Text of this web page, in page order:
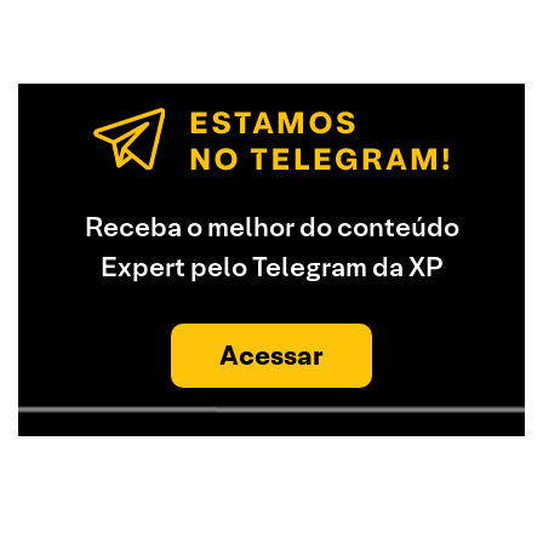
Receba o melhor do conteúdo
Expert pelo Telegram da XP
Acessar